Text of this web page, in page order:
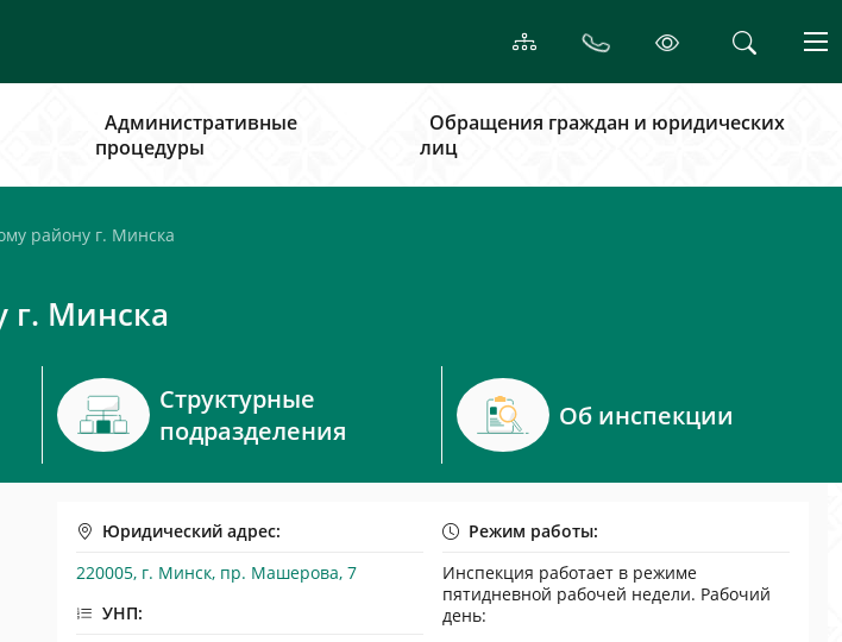
Административные
процедуры
Обращения граждан и юридических
лиц
району г. Минска
г. Минска
Структурные
подразделения
Об инспекции
Юридический адрес:
220005, г. Минск, пр. Машерова, 7
УНП:
Режим работы:
Инспекция работает в режиме
пятидневной рабочей недели. Рабочий
день: